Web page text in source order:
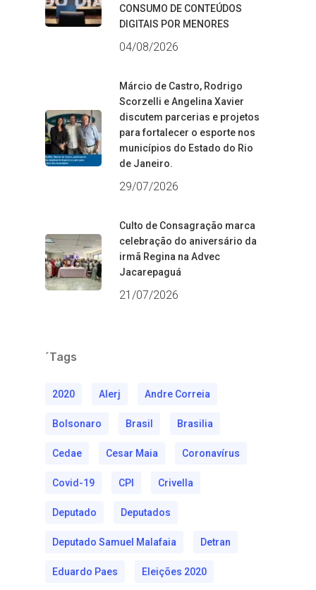
CONSUMO DE CONTEÚDOS
DIGITAIS POR MENORES
04/08/2026
Márcio de Castro, Rodrigo
Scorzelli e Angelina Xavier
discutem parcerias e projetos
para fortalecer o esporte nos
municípios do Estado do Rio
de Janeiro.
29/07/2026
Culto de Consagração marca
celebração do aniversário da
irmã Regina na Advec
Jacarepaguá
21/07/2026
´Tags
2020 Alerj Andre Correia
Bolsonaro Brasil Brasilia
Cedae Cesar Maia Coronavírus
Covid-19 CPI Crivella
Deputado Deputados
Deputado Samuel Malafaia Detran
Eduardo Paes Eleições 2020